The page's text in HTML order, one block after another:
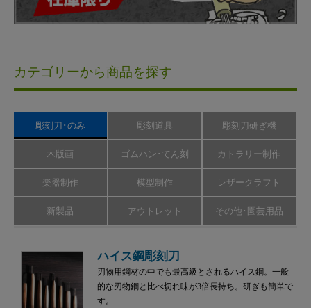
カテゴリーから商品を探す
彫刻刀･のみ 彫刻道具 彫刻刀研ぎ機
木版画 ゴムハン･てん刻 カトラリー制作
楽器制作 模型制作 レザークラフト
新製品 アウトレット その他･園芸用品
ハイス鋼彫刻刀
刃物用鋼材の中でも最高級とされるハイス鋼。一般
的な刃物鋼と比べ切れ味が3倍長持ち。研ぎも簡単で
す。